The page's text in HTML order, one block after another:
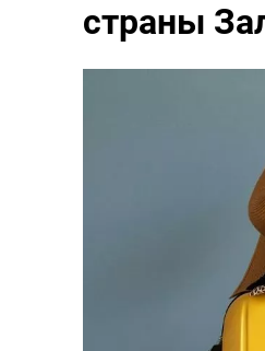
страны